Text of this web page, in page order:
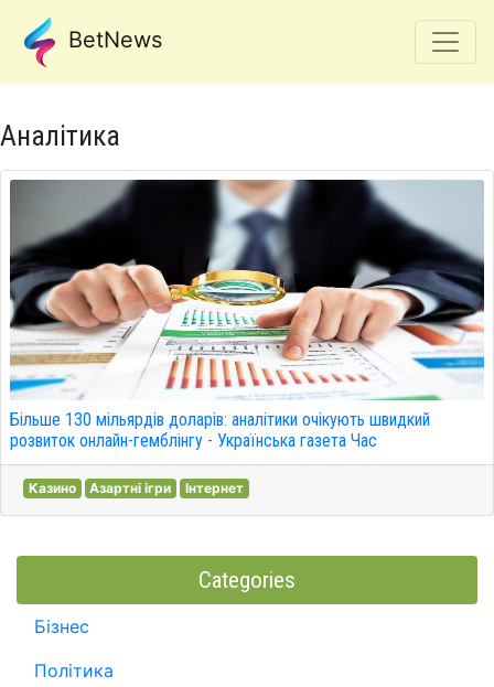
BetNews
Аналітика
Більше 130 мільярдів доларів: аналітики очікують швидкий
розвиток онлайн-гемблінгу - Українська газета Час
Казино Азартні ігри Інтернет
Categories
Бізнес
Політика